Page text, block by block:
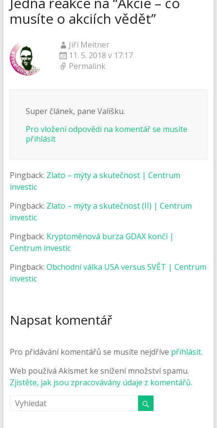
musíte o akciích vědět”
Jiří Meitner
11. 5. 2018 v 17:17
Permalink
Super článek, pane Valíšku.
Pro vložení odpovědi na komentář se musíte
přihlásit
Pingback: Zlato – mýty a skutečnost | Centrum
investic
Pingback: Zlato – mýty a skutečnost (II) | Centrum
investic
Pingback: Kryptoměnová burza GDAX končí |
Centrum investic
Pingback: Obchodní válka USA versus SVĚT | Centrum
investic
Napsat komentář
Pro přidávání komentářů se musíte nejdříve přihlásit.
Web používá Akismet ke snížení množství spamu.
Zjistěte, jak jsou zpracovávány údaje z komentářů.